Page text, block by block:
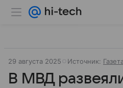
29 августа 2025 Источник:
В МВД